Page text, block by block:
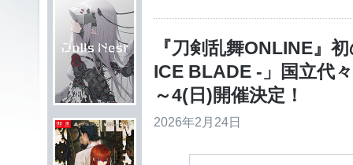
『刀剣乱舞ONLINE』
ICE BLADE -」国立代
～4(日)開催決定！
2026年2月24日